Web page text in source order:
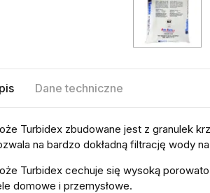
Dane techniczne
Turbidex zbudowane jest z granulek
na bardzo dokładną filtrację wody
Turbidex cechuje się wysoką
domowe i przemysłowe.